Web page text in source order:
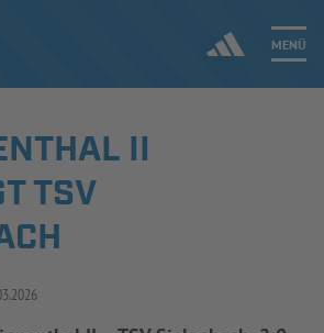
MENÜ
Jetzt einloggen
II
TSV